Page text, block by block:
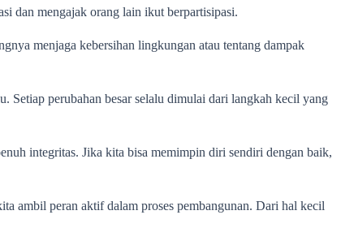
dan mengajak orang lain ikut berpartisipasi.
menjaga kebersihan lingkungan atau tentang dampak
perubahan besar selalu dimulai dari langkah kecil yang
integritas. Jika kita bisa memimpin diri sendiri dengan baik,
ambil peran aktif dalam proses pembangunan. Dari hal kecil